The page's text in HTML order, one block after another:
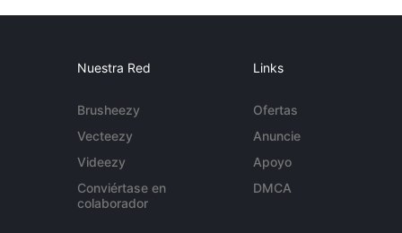
Nuestra Red
Brusheezy
Vecteezy
Videezy
Conviértase en
colaborador
Links
Ofertas
Anuncie
Apoyo
DMCA